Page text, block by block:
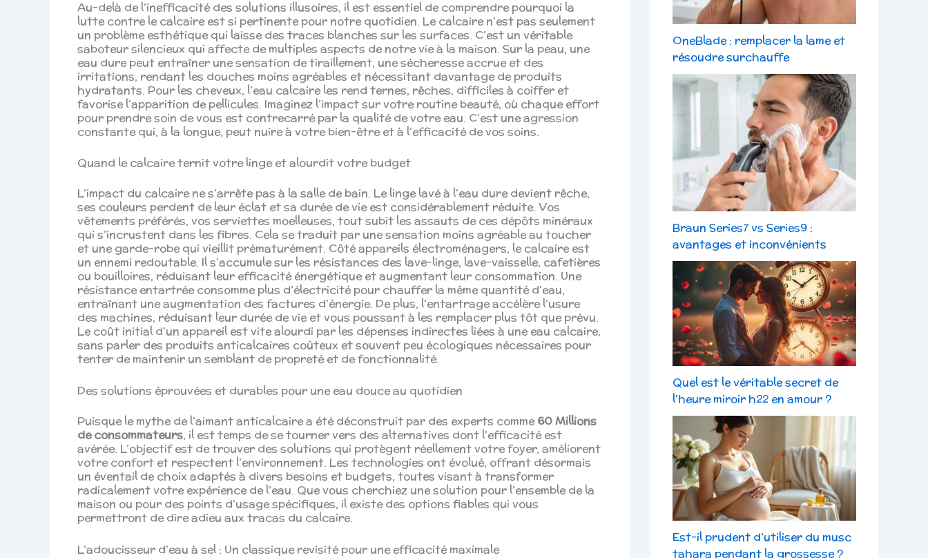
Au-delà de l’inefficacité des solutions illusoires, il est essentiel de comprendre pourquoi la
lutte contre le calcaire est si pertinente pour notre quotidien. Le calcaire n’est pas seulement
un problème esthétique qui laisse des traces blanches sur les surfaces. C’est un véritable
saboteur silencieux qui affecte de multiples aspects de notre vie à la maison. Sur la peau, une
eau dure peut entraîner une sensation de tiraillement, une sécheresse accrue et des
irritations, rendant les douches moins agréables et nécessitant davantage de produits
hydratants. Pour les cheveux, l’eau calcaire les rend ternes, rêches, difficiles à coiffer et
favorise l’apparition de pellicules. Imaginez l’impact sur votre routine beauté, où chaque effort
pour prendre soin de vous est contrecarré par la qualité de votre eau. C’est une agression
constante qui, à la longue, peut nuire à votre bien-être et à l’efficacité de vos soins.
Quand le calcaire ternit votre linge et alourdit votre budget
L’impact du calcaire ne s’arrête pas à la salle de bain. Le linge lavé à l’eau dure devient rêche,
ses couleurs perdent de leur éclat et sa durée de vie est considérablement réduite. Vos
vêtements préférés, vos serviettes moelleuses, tout subit les assauts de ces dépôts minéraux
qui s’incrustent dans les fibres. Cela se traduit par une sensation moins agréable au toucher
et une garde-robe qui vieillit prématurément. Côté appareils électroménagers, le calcaire est
un ennemi redoutable. Il s’accumule sur les résistances des lave-linge, lave-vaisselle, cafetières
ou bouilloires, réduisant leur efficacité énergétique et augmentant leur consommation. Une
résistance entartrée consomme plus d’électricité pour chauffer la même quantité d’eau,
entraînant une augmentation des factures d’énergie. De plus, l’entartrage accélère l’usure
des machines, réduisant leur durée de vie et vous poussant à les remplacer plus tôt que prévu.
Le coût initial d’un appareil est vite alourdi par les dépenses indirectes liées à une eau calcaire,
sans parler des produits anticalcaires coûteux et souvent peu écologiques nécessaires pour
tenter de maintenir un semblant de propreté et de fonctionnalité.
Des solutions éprouvées et durables pour une eau douce au quotidien
Puisque le mythe de l’aimant anticalcaire a été déconstruit par des experts comme60 Millions
de consommateurs, il est temps de se tourner vers des alternatives dont l’efficacité est
avérée. L’objectif est de trouver des solutions qui protègent réellement votre foyer, améliorent
votre confort et respectent l’environnement. Les technologies ont évolué, offrant désormais
un éventail de choix adaptés à divers besoins et budgets, toutes visant à transformer
radicalement votre expérience de l’eau. Que vous cherchiez une solution pour l’ensemble de la
maison ou pour des points d’usage spécifiques, il existe des options fiables qui vous
permettront de dire adieu aux tracas du calcaire.
L’adoucisseur d’eau à sel : Un classique revisité pour une efficacité maximale
OneBlade : remplacer la lame et
résoudre surchauffe
Braun Series7 vs Series9 :
avantages et inconvénients
Quel est le véritable secret de
l’heure miroir h22 en amour ?
Est-il prudent d’utiliser du musc
tahara pendant la grossesse ?